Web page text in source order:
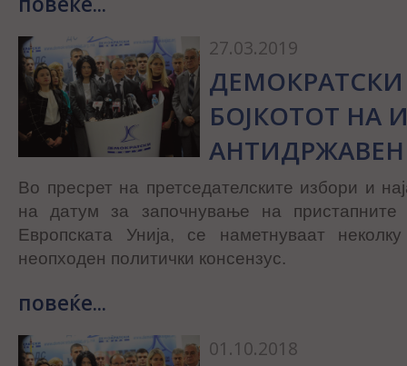
27.03.2019
ДЕМОКРАТСКИ
БОЈКОТОТ НА
Во пресрет на претседателските избори и
на датум за започнување на
Европската Унија, се наметнуваат
неопходен политички консензус.
повеќе...
01.10.2018